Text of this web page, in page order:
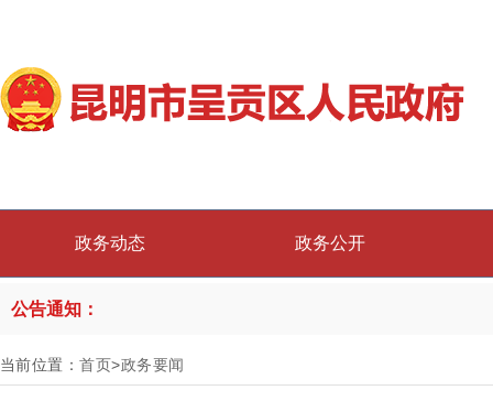
政务动态 政务公开
公告通知：
当前位置：首页>政务要闻